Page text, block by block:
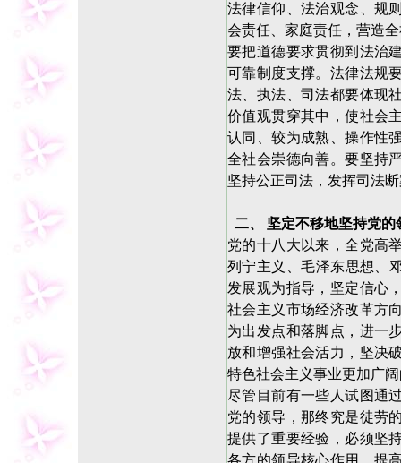
法律信仰、法治观念、规
会责任、家庭责任，营造
要把道德要求贯彻到法治
可靠制度支撑。法律法规
法、执法、司法都要体现
价值观贯穿其中，使社会
认同、较为成熟、操作性
全社会崇德向善。要坚持
坚持公正司法，发挥司法
二、 坚定不移地坚持党
党的十八大以来，全党高
列宁主义、毛泽东思想、
发展观为指导，坚定信心
社会主义市场经济改革方
为出发点和落脚点，进一
放和增强社会活力，坚决
特色社会主义事业更加广
尽管目前有一些人试图通
党的领导，那终究是徒劳
提供了重要经验，必须坚
各方的领导核心作用，提